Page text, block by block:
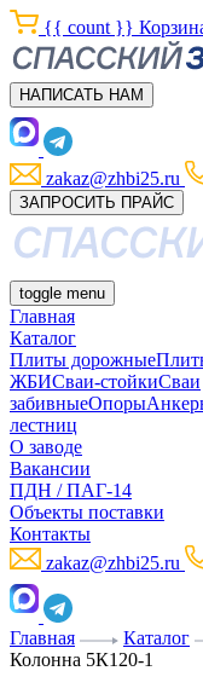
{{ count }}
НАПИСАТЬ НАМ
zakaz@zhbi25.ru
ЗАПРОСИТЬ ПРАЙС
toggle menu
Главная
Каталог
Плиты дорожные
ЖБИСваи-стойкиСваи
забивныеОпоры
лестниц
О заводе
Вакансии
ПДН / ПАГ-14
Объекты поставки
Контакты
zakaz@zhbi25.ru
Главная Каталог
Колонна 5К120-1